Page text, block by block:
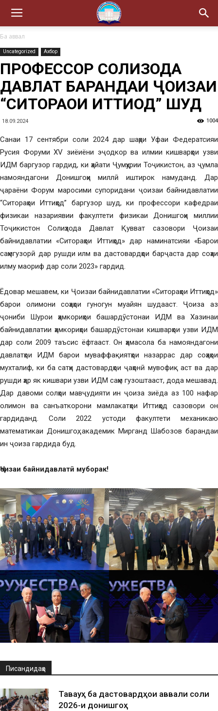
Ба аввал
Uncategorized Ахбор
ПРОФЕССОР СОЛИҲЗОДА
ДАВЛАТ БАРАНДАИ ҶОИЗАИ
“СИТОРАҲОИ ИТТИҲОД” ШУД
18.09.2024 1004
Санаи 17 сентябри соли 2024 дар шаҳри Уфаи Федератсияи
Русия Форуми XV зиёиёни эҷодкор ва илмии кишварҳои узви
ИДМ баргузор гардид, ки ҳайати Ҷумҳурии Тоҷикистон, аз ҷумла
намояндагони Донишгоҳи миллӣ иштирок намуданд. Дар
ҷараёни Форум маросими супоридани ҷоизаи байнидавлатии
“Ситораҳои Иттиҳод” баргузор шуд, ки профессори кафедраи
физикаи назариявии факултети физикаи Донишгоҳи миллии
Тоҷикистон Солиҳзода Давлат Қувват сазовори Ҷоизаи
байнидавлатии «Ситораҳои Иттиҳод» дар наминатсияи «Барои
саҳмгузорӣ дар рушди илм ва дастовардҳои барҷаста дар соҳаи
илму маориф дар соли 2023» гардид.
Ёдовар мешавем, ки Ҷоизаи байнидавлатии «Ситораҳои Иттиҳод»
барои олимони соҳаҳои гуногун муайян шудааст. Ҷоиза аз
ҷониби Шурои ҳамкориҳои башардӯстонаи ИДМ ва Хазинаи
байнидавлатии ҳамкориҳои башардӯстонаи кишварҳои узви ИДМ
дар соли 2009 таъсис ёфтааст. Он ҳамасола ба намояндагони
давлатҳои ИДМ барои муваффақиятҳои назаррас дар соҳаҳои
мухталиф, ки ба сатҳи дастовардҳои ҷаҳонӣ мувофиқ аст ва дар
рушди ҳар як кишвари узви ИДМ саҳм гузоштааст, дода мешавад.
Дар давоми солҳои мавҷудияти ин ҷоиза зиёда аз 100 нафар
олимон ва санъаткорони мамлакатҳои Иттиҳод сазовори он
гардиданд. Соли 2022 устоди факултети механикаю
математикаи Донишгоҳ, академик Мирганд Шабозов барандаи
ин ҷоиза гардида буд.
Ҷоизаи байнидавлатӣ муборак!
Писандидаҳо
Таваҷҷуҳ ба дастовардҳои аввали соли
2026-и донишгоҳ